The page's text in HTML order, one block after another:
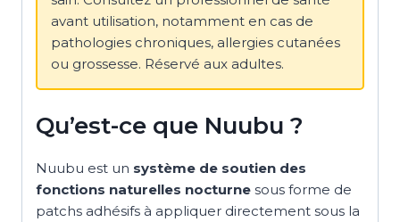
avant utilisation, notamment en cas de
pathologies chroniques, allergies cutanées
ou grossesse. Réservé aux adultes.
Qu’est-ce que Nuubu ?
Nuubu est un système de soutien des
fonctions naturelles nocturne sous forme de
patchs adhésifs à appliquer directement sous la